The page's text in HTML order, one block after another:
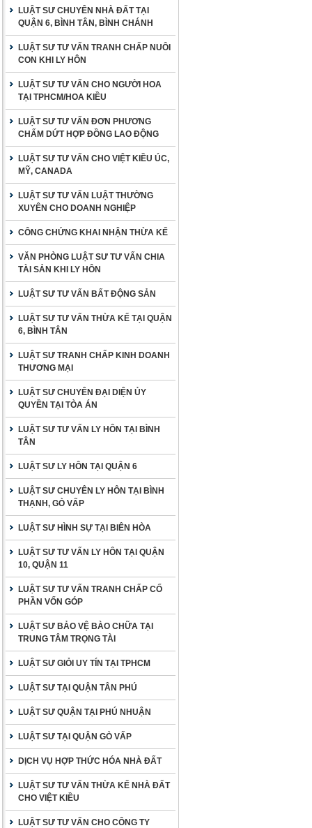
LUẬT SƯ CHUYÊN NHÀ ĐẤT TẠI
QUẬN 6, BÌNH TÂN, BÌNH CHÁNH
LUẬT SƯ TƯ VẤN TRANH CHẤP NUÔI
CON KHI LY HÔN
LUẬT SƯ TƯ VẤN CHO NGƯỜI HOA
TẠI TPHCM/HOA KIỀU
LUẬT SƯ TƯ VẤN ĐƠN PHƯƠNG
CHẤM DỨT HỢP ĐỒNG LAO ĐỘNG
LUẬT SƯ TƯ VẤN CHO VIỆT KIỀU ÚC,
MỸ, CANADA
LUẬT SƯ TƯ VẤN LUẬT THƯỜNG
XUYÊN CHO DOANH NGHIỆP
CÔNG CHỨNG KHAI NHẬN THỪA KẾ
VĂN PHÒNG LUẬT SƯ TƯ VẤN CHIA
TÀI SẢN KHI LY HÔN
LUẬT SƯ TƯ VẤN BẤT ĐỘNG SẢN
LUẬT SƯ TƯ VẤN THỪA KẾ TẠI QUẬN
6, BÌNH TÂN
LUẬT SƯ TRANH CHẤP KINH DOANH
THƯƠNG MẠI
LUẬT SƯ CHUYÊN ĐẠI DIỆN ỦY
QUYỀN TẠI TÒA ÁN
LUẬT SƯ TƯ VẤN LY HÔN TẠI BÌNH
TÂN
LUẬT SƯ LY HÔN TẠI QUẬN 6
LUẬT SƯ CHUYÊN LY HÔN TẠI BÌNH
THẠNH, GÒ VẤP
LUẬT SƯ HÌNH SỰ TẠI BIÊN HÒA
LUẬT SƯ TƯ VẤN LY HÔN TẠI QUẬN
10, QUẬN 11
LUẬT SƯ TƯ VẤN TRANH CHẤP CỐ
PHẦN VỐN GÓP
LUẬT SƯ BẢO VỆ BÀO CHỮA TẠI
TRUNG TÂM TRỌNG TÀI
LUẬT SƯ GIỎI UY TÍN TẠI TPHCM
LUẬT SƯ TẠI QUẬN TÂN PHÚ
LUẬT SƯ QUẬN TẠI PHÚ NHUẬN
LUẬT SƯ TẠI QUẬN GÒ VẤP
DỊCH VỤ HỢP THỨC HÓA NHÀ ĐẤT
LUẬT SƯ TƯ VẤN THỪA KẾ NHÀ ĐẤT
CHO VIỆT KIỀU
LUẬT SƯ TƯ VẤN CHO CÔNG TY